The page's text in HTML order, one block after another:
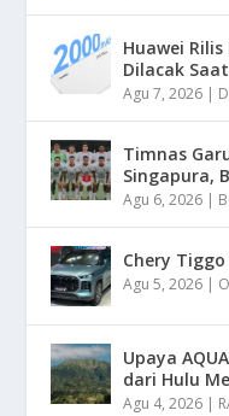
Huawei Rilis
Dilacak
Agu 7, 2026 |
Timnas
Singapura,
Agu 6, 2026 |
Chery Tiggo
Agu 5, 2026 |
Upaya
dari Hulu
Agu 4, 2026 |